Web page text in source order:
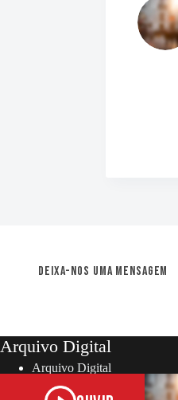
Deixa-nos uma mensagem
Arquivo Digital
Arquivo Digital